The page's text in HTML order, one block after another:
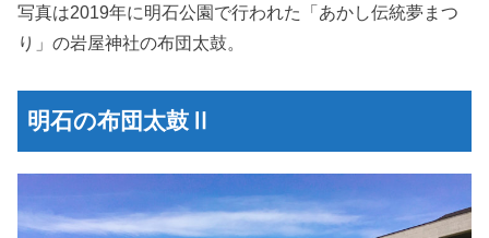
写真は2019年に明石公園で行われた「あかし伝統夢まつ
り」の岩屋神社の布団太鼓。
明石の布団太鼓Ⅱ